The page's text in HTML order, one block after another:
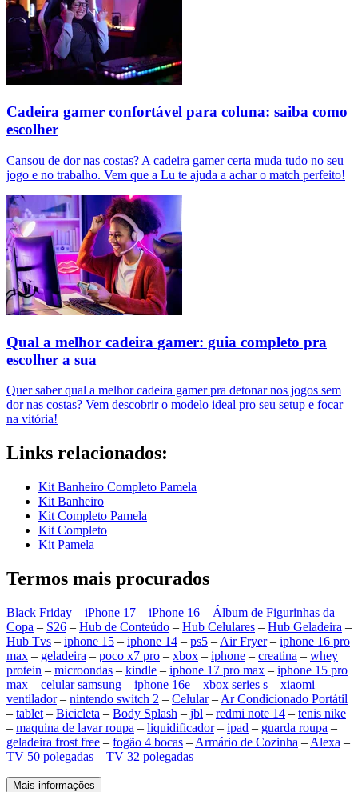
Cadeira gamer confortável para coluna: saiba como
escolher
Cansou de dor nas costas? A cadeira gamer certa muda tudo no seu
jogo e no trabalho. Vem que a Lu te ajuda a achar o match perfeito!
Qual a melhor cadeira gamer: guia completo pra
escolher a sua
Quer saber qual a melhor cadeira gamer pra detonar nos jogos sem
dor nas costas? Vem descobrir o modelo ideal pro seu setup e focar
na vitória!
Links relacionados:
Kit Banheiro Completo Pamela
Kit Banheiro
Kit Completo Pamela
Kit Completo
Kit Pamela
Termos mais procurados
Black Friday – iPhone 17 – iPhone 16 – Álbum de Figurinhas da
Copa – S26 – Hub de Conteúdo – Hub Celulares – Hub Geladeira –
Hub Tvs – iphone 15 – iphone 14 – ps5 – Air Fryer– iphone 16 pro
max – geladeira – poco x7 pro – xbox – iphone – creatina – whey
protein – microondas – kindle – iphone 17 pro max – iphone 15 pro
max – celular samsung – iphone 16e – xbox series s – xiaomi –
ventilador– nintendo switch 2 – Celular– Ar Condicionado Portátil
– tablet – Bicicleta – Body Splash – jbl – redmi note 14 – tenis nike
– maquina de lavar roupa – liquidificador– ipad – guarda roupa –
geladeira frost free – fogão 4 bocas – Armário de Cozinha – Alexa –
TV 50 polegadas – TV 32 polegadas
Mais informações